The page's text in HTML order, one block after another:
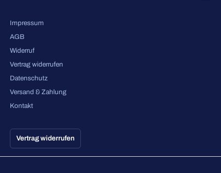
Impressum
AGB
Widerruf
Vertrag widerrufen
Datenschutz
Versand & Zahlung
Kontakt
Vertrag widerrufen